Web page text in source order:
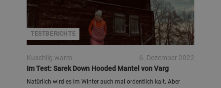
TESTBERICHTE
Kuschlig warm
6. Dezember 2022
Im Test: Sarek Down Hooded Mantel von Varg
Natürlich wird es im Winter auch mal ordentlich kalt. Aber